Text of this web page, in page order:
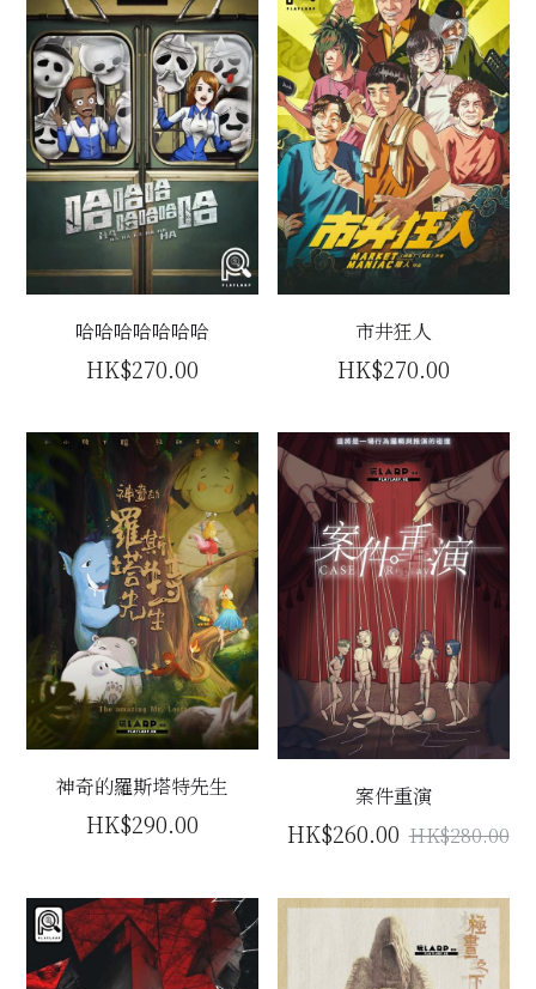
哈哈哈哈哈哈哈
HK$270.00
市井狂人
HK$270.00
神奇的羅斯塔特先生
HK$290.00
案件重演
HK$260.00 HK$280.00